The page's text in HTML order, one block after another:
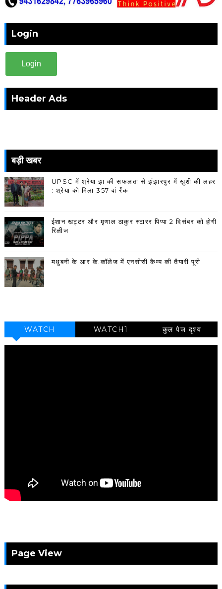
Login
Login
Header Ads
बड़ी खबर
UPSC में श्रेया झा की सफलता से झंझारपुर में खुशी की लहर
: श्रेया को मिला 357 वां रैंक
ईशान खट्टर और मृणाल ठाकुर स्टारर पिप्पा 2 दिसंबर को होगी
रिलीज
मधुबनी के आर के.कॉलेज में एनसीसी कैम्प की तैयारी पूरी
WATCH WATCH1 कुल पेज दृश्य
Page View